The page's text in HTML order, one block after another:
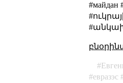
евразэс